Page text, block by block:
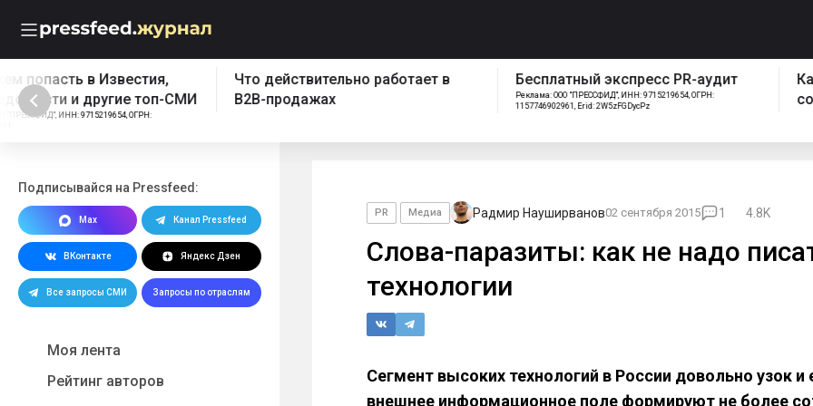
Что действительно работает в
B2B-продажах
Бесплатный экспресс PR-аудит
Реклама: ООО "ПРЕССФИД", ИНН: 9715219654, ОГРН:
1157746902961, Erid: 2W5zFGDycPz
Как работает отдел
сопровождения Pressfeed
Подписывайся на Pressfeed:
Max Канал Pressfeed
ВКонтакте Яндекс Дзен
Все запросы СМИ Запросы по отраслям
Моя лента
Рейтинг авторов
PR Медиа Радмир Науширванов02 сентября 2015 1 4.8K
Слова-паразиты: как не надо
технологии
Сегмент высоких технологий в России довольно узок и
внешнее информационное поле формируют не более